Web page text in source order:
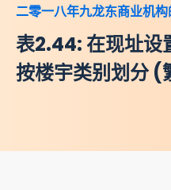
二零一八年九龙东商业机
表2.44: 在现址设
按楼宇类别划分 (